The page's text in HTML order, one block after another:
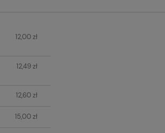
12,00 zł
12,49 zł
12,60 zł
15,00 zł